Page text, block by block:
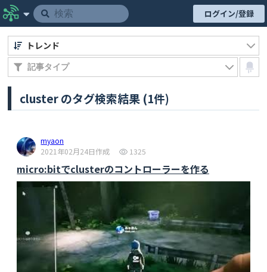
ログイン/登録
cluster のタグ検索結果 (1件)
トレンド
myaon
2021年02月24日作成
1325
micro:bitでclusterのコントローラーを作る